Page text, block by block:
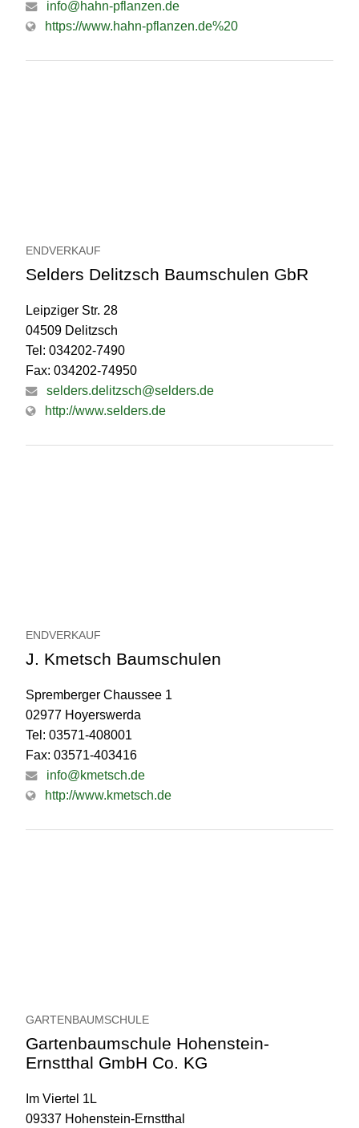
info@hahn-pflanzen.de
https://www.hahn-pflanzen.de%20
ENDVERKAUF
Selders Delitzsch Baumschulen GbR
Leipziger Str. 28
04509 Delitzsch
Tel: 034202-7490
Fax: 034202-74950
selders.delitzsch@selders.de
http://www.selders.de
ENDVERKAUF
J. Kmetsch Baumschulen
Spremberger Chaussee 1
02977 Hoyerswerda
Tel: 03571-408001
Fax: 03571-403416
info@kmetsch.de
http://www.kmetsch.de
GARTENBAUMSCHULE
Gartenbaumschule Hohenstein-
Ernstthal GmbH Co. KG
Im Viertel 1L
09337 Hohenstein-Ernstthal